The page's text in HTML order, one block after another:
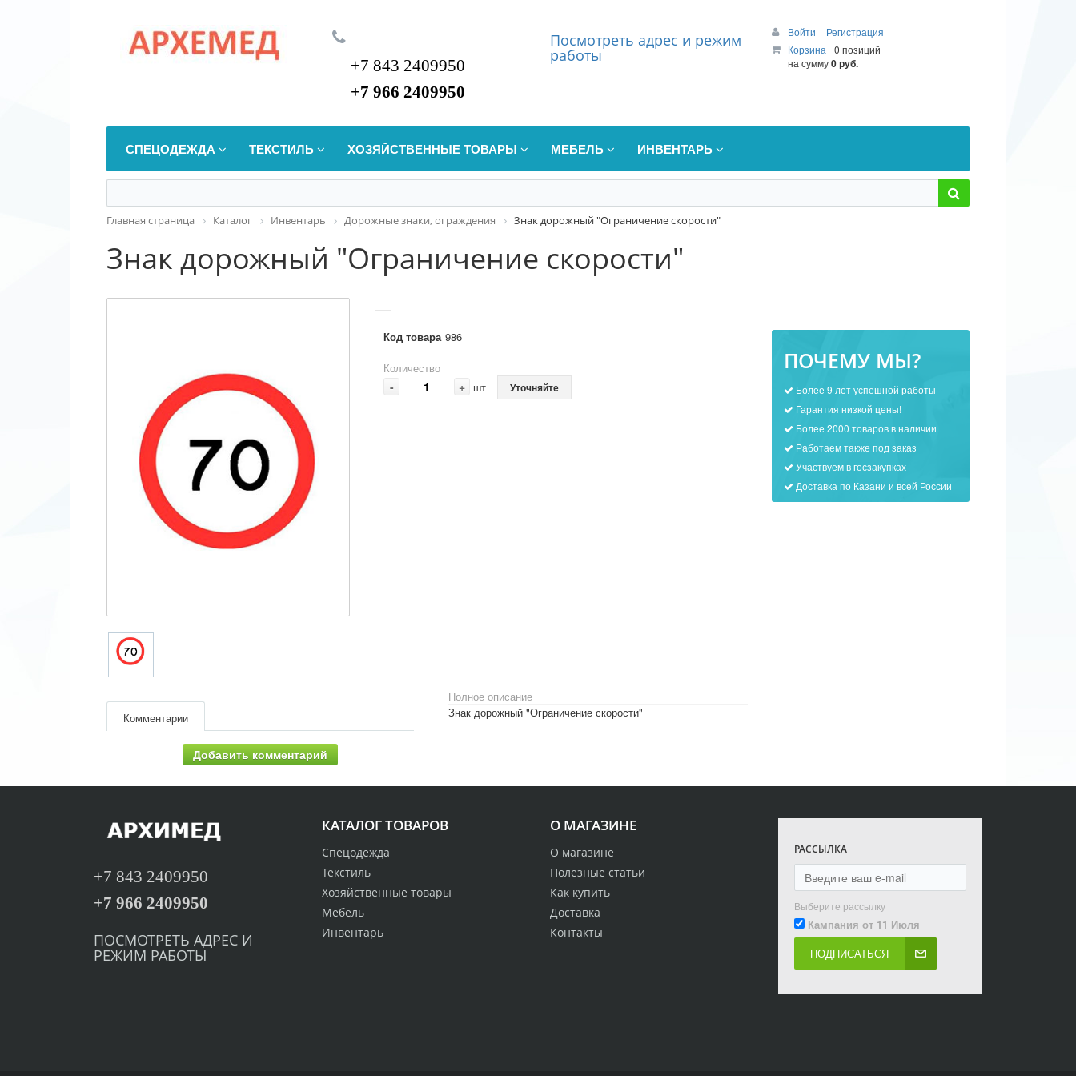
+7 843 2409950
+7 966 2409950
Посмотреть адрес и режим
работы
Войти
Регистрация
Корзина
0 позиций
на сумму0 руб.
СПЕЦОДЕЖДА ТЕКСТИЛЬ ХОЗЯЙСТВЕННЫЕ ТОВАРЫ МЕБЕЛЬ ИНВЕНТАРЬ
Главная страница Каталог Инвентарь Дорожные знаки, ограждения Знак дорожный "Ограничение скорости"
Знак дорожный "Ограничение скорости"
Код товара 986
Количество
- + шт Уточняйте
Полное описание
Знак дорожный "Ограничение скорости"
Комментарии
Добавить комментарий
ПОЧЕМУ МЫ?
Более 9 лет успешной работы
Гарантия низкой цены!
Более 2000 товаров в наличии
Работаем также под заказ
Участвуем в госзакупках
Доставка по Казани и всей России
О МАГАЗИНЕ
О магазине
Полезные статьи
Как купить
Доставка
Контакты
КАТАЛОГ ТОВАРОВ
Спецодежда
Текстиль
Хозяйственные товары
Мебель
Инвентарь
РАССЫЛКА
Выберите рассылку
Кампания от 11 Июля
ПОДПИСАТЬСЯ
+7 843 2409950
+7 966 2409950
ПОСМОТРЕТЬ АДРЕС И
РЕЖИМ РАБОТЫ